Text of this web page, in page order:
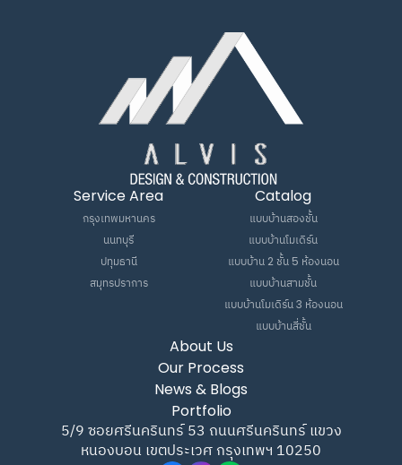
About Us
Our Process
News & Blogs
Portfolio
Service Area
กรุงเทพมหานคร
นนทบุรี
ปทุมธานี
สมุทรปราการ
Catalog
แบบบ้านสองชั้น
แบบบ้านโมเดิร์น
แบบบ้าน 2 ชั้น 5 ห้องนอน
แบบบ้านสามชั้น
แบบบ้านโมเดิร์น 3 ห้องนอน
แบบบ้านสี่ชั้น
5/9 ซอยศรีนครินทร์ 53 ถนนศรีนครินทร์ แขวง
หนองบอน เขตประเวศ กรุงเทพฯ 10250